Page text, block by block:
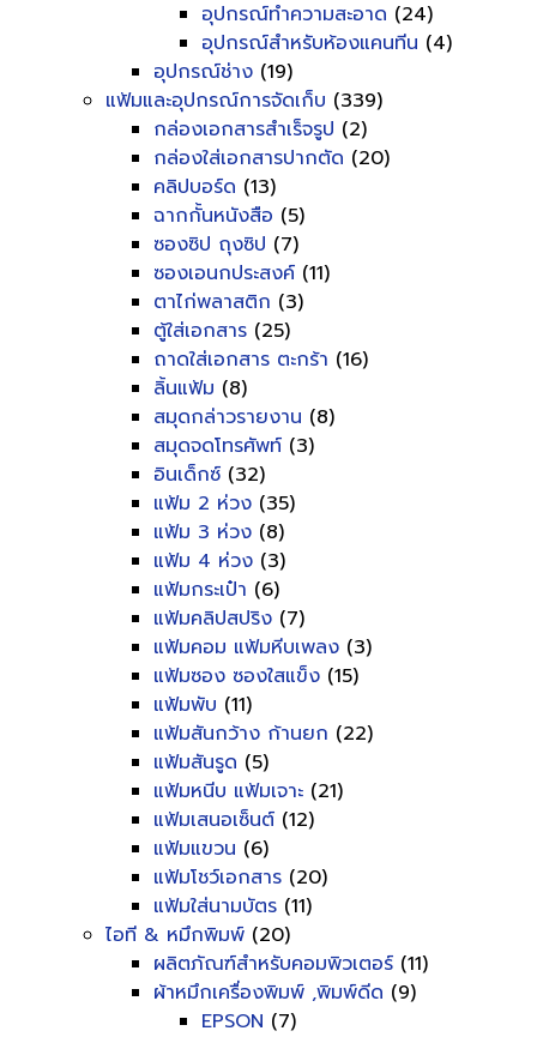
อุปกรณ์ทำความสะอาด (24)
อุปกรณ์สำหรับห้องแคนทีน (4)
อุปกรณ์ช่าง (19)
แฟ้มและอุปกรณ์การจัดเก็บ (339)
กล่องเอกสารสำเร็จรูป (2)
กล่องใส่เอกสารปากตัด (20)
คลิปบอร์ด (13)
ฉากกั้นหนังสือ (5)
ซองซิป ถุงซิป (7)
ซองเอนกประสงค์ (11)
ตาไก่พลาสติก (3)
ตู้ใส่เอกสาร (25)
ถาดใส่เอกสาร ตะกร้า (16)
ลิ้นแฟ้ม (8)
สมุดกล่าวรายงาน (8)
สมุดจดโทรศัพท์ (3)
อินเด็กซ์ (32)
แฟ้ม 2 ห่วง (35)
แฟ้ม 3 ห่วง (8)
แฟ้ม 4 ห่วง (3)
แฟ้มกระเป๋า (6)
แฟ้มคลิปสปริง (7)
แฟ้มคอม แฟ้มหีบเพลง (3)
แฟ้มซอง ซองใสแข็ง (15)
แฟ้มพับ (11)
แฟ้มสันกว้าง ก้านยก (22)
แฟ้มสันรูด (5)
แฟ้มหนีบ แฟ้มเจาะ (21)
แฟ้มเสนอเซ็นต์ (12)
แฟ้มแขวน (6)
แฟ้มโชว์เอกสาร (20)
แฟ้มใส่นามบัตร (11)
ไอที & หมึกพิมพ์ (20)
ผลิตภัณฑ์สำหรับคอมพิวเตอร์ (11)
ผ้าหมึกเครื่องพิมพ์ ,พิมพ์ดีด (9)
EPSON (7)